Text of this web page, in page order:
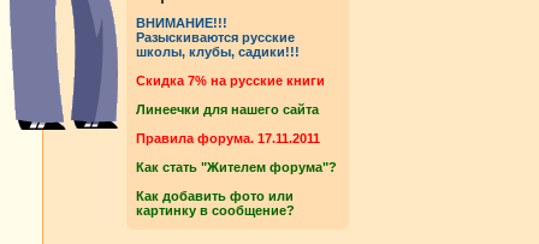
ВНИМАНИЕ!!!
Разыскиваются русские
школы, клубы, садики!!!
Cкидка 7% на русские книги
Линеечки для нашего сайта
Правила форума. 17.11.2011
Как стать "Жителем форума"?
Как добавить фото или
картинку в сообщение?